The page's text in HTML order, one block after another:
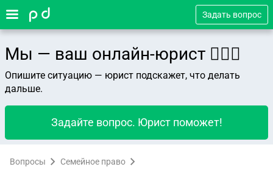
Задать вопрос
Мы — ваш онлайн-юрист 👨🏻‍⚖️
Опишите ситуацию — юрист подскажет, что делать
дальше.
Задайте вопрос. Юрист поможет!
Вопросы Семейное право